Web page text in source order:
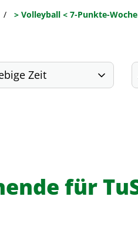
> Volleyball < 7-Punkte-
für